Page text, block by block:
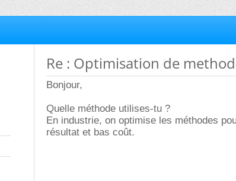
Re : Optimisation de
Bonjour,
Quelle méthode utilises-tu ?
En industrie, on optimise les méthodes
résultat et bas coût.